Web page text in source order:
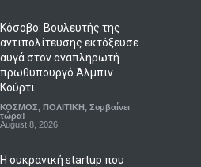
Κόσοβο: Βουλευτής της
αντιπολίτευσης εκτόξευσε
αυγά στον αναπληρωτή
πρωθυπουργό Άλμπιν
Κούρτι
ΚΟΣΜΟΣ, ΠΟΛΙΤΙΚΗ, Συμβαίνει
τώρα!
August 8, 2026
Η ουκρανική startup που